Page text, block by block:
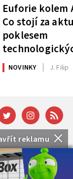
reklamu
Euforie kolem
Co stojí za
poklesem
NOVINKY J. Filip